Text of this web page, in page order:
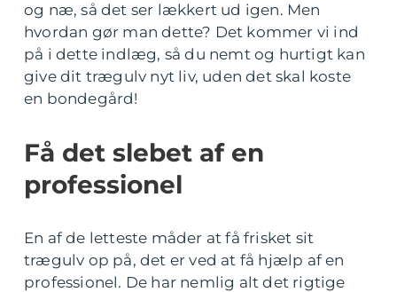
og næ, så det ser lækkert ud igen. Men
hvordan gør man dette? Det kommer vi ind
på i dette indlæg, så du nemt og hurtigt kan
give dit trægulv nyt liv, uden det skal koste
en bondegård!
Få det slebet af en
professionel
En af de letteste måder at få frisket sit
trægulv op på, det er ved at få hjælp af en
professionel. De har nemlig alt det rigtige